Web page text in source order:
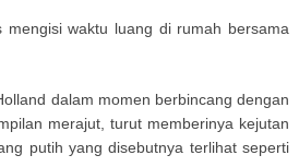
mengisi waktu luang di rumah bersama
dalam momen berbincang dengan
merajut, turut memberinya kejutan
putih yang disebutnya terlihat seperti